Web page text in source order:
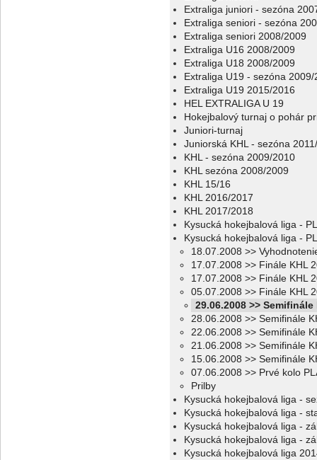
Extraliga juniori - sezóna
Extraliga seniori - sezóna
Extraliga seniori 2008/2009
Extraliga U16 2008/2009
Extraliga U18 2008/2009
Extraliga U19 - sezóna 2009/
Extraliga U19 2015/2016
HEL EXTRALIGA U 19
Hokejbalový turnaj o pohár
Juniori-turnaj
Juniorská KHL - sezóna
KHL - sezóna 2009/2010
KHL sezóna 2008/2009
KHL 15/16
KHL 2016/2017
KHL 2017/2018
Kysucká hokejbalová liga -
Kysucká hokejbalová liga -
18.07.2008 >>
17.07.2008 >> Finále KHL
17.07.2008 >> Finále KHL
05.07.2008 >> Finále KHL
29.06.2008 >>
28.06.2008 >> Semifinále
22.06.2008 >> Semifinále
21.06.2008 >> Semifinále
15.06.2008 >> Semifinále
07.06.2008 >> Prvé kolo
Prilby
Kysucká hokejbalová liga -
Kysucká hokejbalová liga -
Kysucká hokejbalová liga -
Kysucká hokejbalová liga -
Kysucká hokejbalová liga